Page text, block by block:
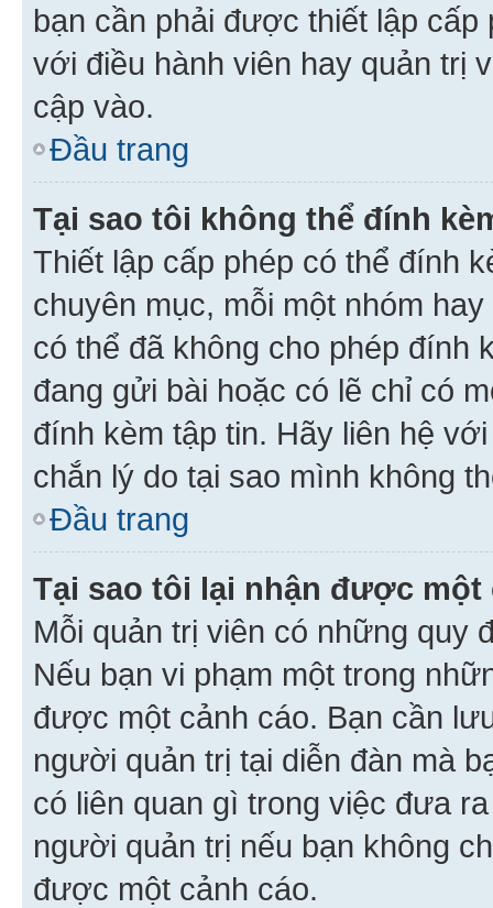
bạn cần phải được thiết lập
với điều hành viên hay quản trị
cập vào.
Đầu trang
Tại sao tôi không thể đính
Thiết lập cấp phép có thể đính
chuyên mục, mỗi một nhóm
có thể đã không cho phép đính
đang gửi bài hoặc có lẽ chỉ có
đính kèm tập tin. Hãy liên hệ
chắn lý do tại sao mình không
Đầu trang
Tại sao tôi lại nhận được một
Mỗi quản trị viên có những quy
Nếu bạn vi phạm một trong
được một cảnh cáo. Bạn cần
người quản trị tại diễn đàn mà
có liên quan gì trong việc đưa
người quản trị nếu bạn không
được một cảnh cáo.